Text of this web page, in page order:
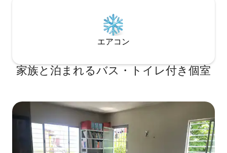
エアコン
家族と泊まれるバス・トイレ付き個室